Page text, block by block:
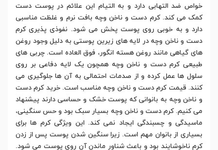
خواص ضد التهابی دارد و به التیام این علائم در پوست دست
کمک می کند. کرم دست و ناخن وچه بافت نرم و غلظت مناسبی
دارد و به خوبی روی پوست پخش می شود. نفوذی پذیری کرم
دست و ناخن وچه در لایه های زیرین پوستی به دلیل وجود روغن
های گیاهی مانند روغن هسته انگور، فوق العاده است. چربی های
طبیعی کرم دست و ناخن وچه همچون یک لایه دفاعی بر روی
سلول ها عمل کرده و از صدمات احتمالی به آن ها جلوگیری می
کنند. قیمت کرم دست و ناخن وچه مناسب است. خرید کرم دست
و ناخن وچه به بانوانی که پوست خشک و حساسی دارند پیشنهاد
می کنیم. کرم دست و ناخن وچه بسیار سبک بود و حس سنگینی،
ماسیدگی و چسبندگی ایجاد نمی کند. این ویژگی کرم ها برای
بسیاری از بانوان مهم است. زیرا سنگین شدن پوست پس از زدن
کرم ناخوشایند بود و باعث شناور ماندن آن روی پوست می شود.